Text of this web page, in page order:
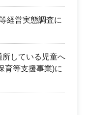
経営実態調査に
所している児童へ
育等支援事業)に